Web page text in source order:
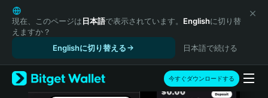
English
日本語
Tiếng Việt
Español (Latinoamérica)
Türkçe
Italiano
現在、このページは日本語で表示されています。 Englishに切り替
えますか？
Englishに切り替える
日本語で続ける
今すぐダウンロードする